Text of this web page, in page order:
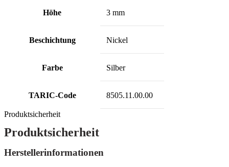
Höhe 3 mm
Beschichtung Nickel
Farbe Silber
TARIC-Code 8505.11.00.00
Produktsicherheit
Produktsicherheit
Herstellerinformationen